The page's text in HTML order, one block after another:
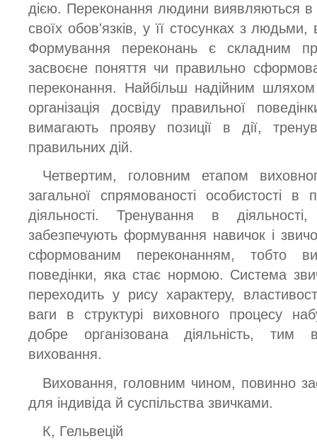
дією. Переконання людини виявляються в
своїх обов'язків, у її стосунках з
Формування переконань є складним
засвоєне поняття чи правильно
переконання. Найбільш надійним
організація досвіду правильної
вимагають прояву позиції в дії,
правильних дій.
Четвертим, головним етапом
загальної спрямованості особистості в
діяльності. Тренування в діяльності,
забезпечують формування навичок і
сформованим переконанням, тобто
поведінки, яка стає нормою. Система
переходить у рису характеру,
ваги в структурі виховного процесу
добре організована діяльність, тим
виховання.
Виховання, головним чином, повинно
для індивіда й суспільства звичками.
К, Гельвецій